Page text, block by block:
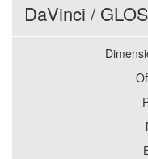
DaVinci /